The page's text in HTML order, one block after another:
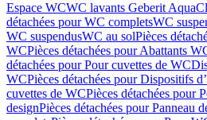
Espace WCWC lavants Geberit
détachées pour WC completsWC
WC suspendusWC au solPièces
WCPièces détachées pour Abattants
détachées pour Pour cuvettes de WC
WCPièces détachées pour Dispositifs
cuvettes de WCPièces détachées pour
designPièces détachées pour Panneau